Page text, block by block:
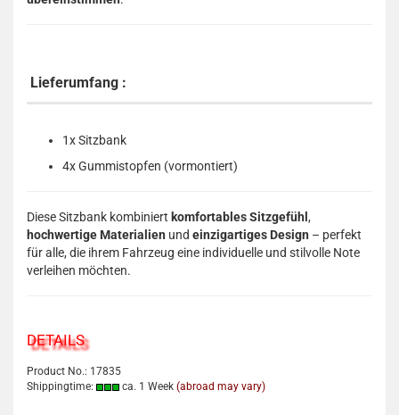
Lieferumfang :
1x Sitzbank
4x Gummistopfen (vormontiert)
Diese Sitzbank kombiniert komfortables Sitzgefühl ,
hochwertige Materialien und einzigartiges Design – perfekt
für alle, die ihrem Fahrzeug eine individuelle und stilvolle Note
verleihen möchten.
DETAILS
Product No.: 17835
Shippingtime:
ca. 1 Week (abroad may vary)